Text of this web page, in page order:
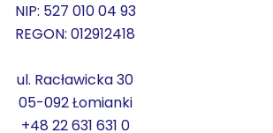
NIP: 527 010 04 93
REGON: 012912418
ul. Racławicka 30
05-092 Łomianki
+48 22 631 631 0